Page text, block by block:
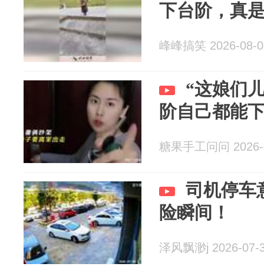
下台阶，真
峰峰搞笑 2026-08-
“这娘们
阶自己都能
糖果手工问问
司机停车
险瞬间！
泽风飘渺j 2026-07-